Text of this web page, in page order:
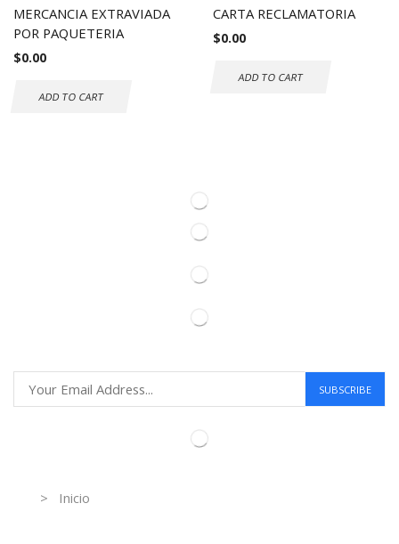
MERCANCIA EXTRAVIADA
POR PAQUETERIA
$0.00
ADD TO CART
CARTA RECLAMATORIA
$0.00
ADD TO CART
> Inicio